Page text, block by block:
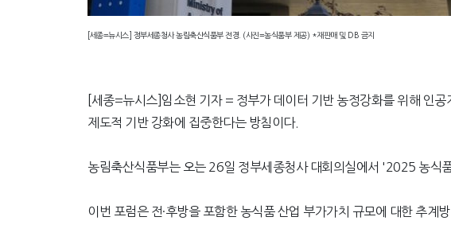
[세종=뉴시스] 정부세종청사 농림축산식품부 전경. (사진=농식품부 제공) *재판매 및 DB 금지
[세종=뉴시스]임소현 기자 = 정부가 데이터 기반 농정강화를 위해 인
제도적 기반 강화에 집중한다는 방침이다.
농림축산식품부는 오는 26일 정부세종청사 대회의실에서 '2025 농식
이번 포럼은 전·후방을 포함한 농식품 산업 부가가치 규모에 대한 추